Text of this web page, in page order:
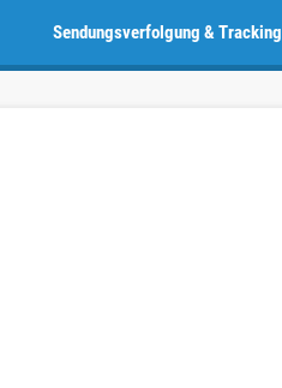
Sendungsverfolgung & Tracking